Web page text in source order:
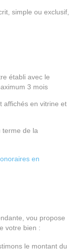
simple ou exclusif,
établi avec le
3 mois
affichés en vitrine et
terme de la
en
vou propose
votre bien :
le montant du